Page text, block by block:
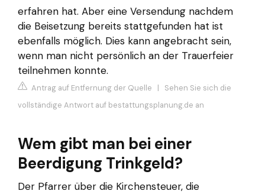
erfahren hat. Aber eine Versendung nachdem
die Beisetzung bereits stattgefunden hat ist
ebenfalls möglich. Dies kann angebracht sein,
wenn man nicht persönlich an der Trauerfeier
teilnehmen konnte.
Antrag auf Entfernung der Quelle | Sehen Sie sich die
vollständige Antwort auf bestattungsplanung.de an
Wem gibt man bei einer
Beerdigung Trinkgeld?
Der Pfarrer über die Kirchensteuer, die